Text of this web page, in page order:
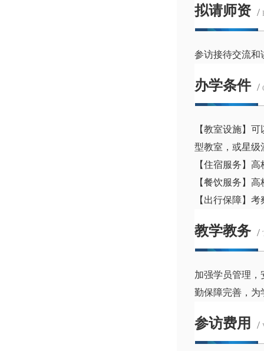
拟请师资 /
参访接待交流和
办学条件 /
【教室设施】
型教室，或星级
【住宿服务】
【餐饮服务】
【出行保障】
教学教务 /
加强学员管理，
勤保障完善，为
参访费用 /